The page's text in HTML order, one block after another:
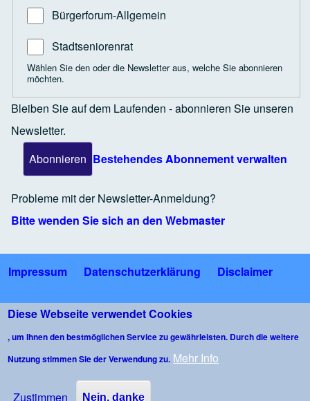
Bürgerforum-Allgemein
Stadtseniorenrat
Wählen Sie den oder die Newsletter aus, welche Sie abonnieren
möchten.
Bleiben Sie auf dem Laufenden - abonnieren Sie unseren
Newsletter.
Bestehendes Abonnement verwalten
Probleme mit der Newsletter-Anmeldung?
Bitte wenden Sie sich an den Webmaster
Fußzeile
Impressum Datenschutzerklärung Disclaimer
Bildnachweise Nutzungsbedingungen Gäste-WLAN
Kommentarrichtlinie
reserved - Developed & Designed Raimund Langosch
Diese Webseite verwendet Cookies
, um Ihnen den bestmöglichen Service zu gewährleisten. Durch die weitere
Nutzung stimmen Sie der Verwendung zu. Mehr Info
Zustimmen Nein, danke